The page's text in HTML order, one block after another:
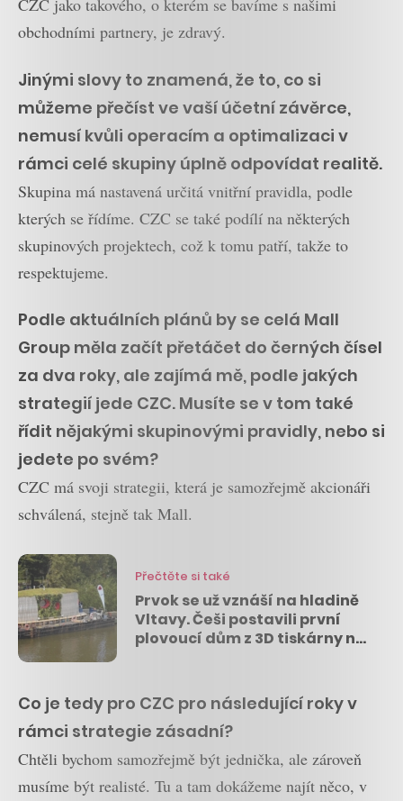
CZC jako takového, o kterém se bavíme s našimi
obchodními partnery, je zdravý.
Jinými slovy to znamená, že to, co si
můžeme přečíst ve vaší účetní závěrce,
nemusí kvůli operacím a optimalizaci v
rámci celé skupiny úplně odpovídat realitě.
Skupina má nastavená určitá vnitřní pravidla, podle
kterých se řídíme. CZC se také podílí na některých
skupinových projektech, což k tomu patří, takže to
respektujeme.
Podle aktuálních plánů by se celá Mall
Group měla začít přetáčet do černých čísel
za dva roky, ale zajímá mě, podle jakých
strategií jede CZC. Musíte se v tom také
řídit nějakými skupinovými pravidly, nebo si
jedete po svém?
CZC má svoji strategii, která je samozřejmě akcionáři
schválená, stejně tak Mall.
Přečtěte si také
Prvok se už vznáší na hladině
Vltavy. Češi postavili první
plovoucí dům z 3D tiskárny na
Co je tedy pro CZC pro následující roky v
rámci strategie zásadní?
Chtěli bychom samozřejmě být jednička, ale zároveň
musíme být realisté. Tu a tam dokážeme najít něco, v